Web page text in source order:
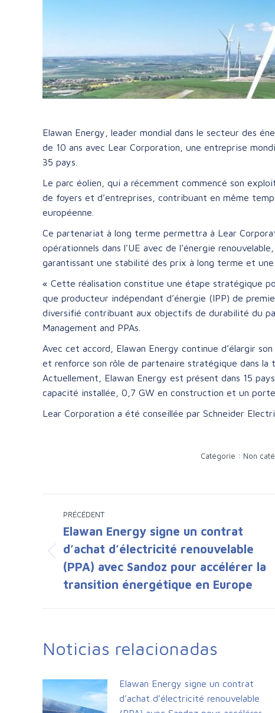
Elawan Energy, leader mondial dans le secteur des
de 10 ans avec Lear Corporation, une entreprise
35 pays.
Le parc éolien, qui a récemment commencé son
de foyers et d’entreprises, contribuant en même
européenne.
Ce partenariat à long terme permettra à Lear
opérationnels dans l’UE avec de l’énergie
garantissant une stabilité des prix à long terme et
« Cette réalisation constitue une étape stratégique
que producteur indépendant d’énergie (IPP) de
diversifié contribuant aux objectifs de durabilité du
Management and PPAs.
Avec cet accord, Elawan Energy continue d’élargir
et renforce son rôle de partenaire stratégique dans la
Actuellement, Elawan Energy est présent dans 15
capacité installée, 0,7 GW en construction et un
Lear Corporation a été conseillée par Schneider
Catégorie : Non
Navigation
article
PRÉCÉDENT
précédent
:
Elawan Energy signe un contrat
d’achat d’électricité renouvelable
(PPA) avec Sandoz pour accélérer la
transition énergétique en Europe
Noticias relacionadas
Elawan Energy signe un contrat
d’achat d’électricité renouvelable